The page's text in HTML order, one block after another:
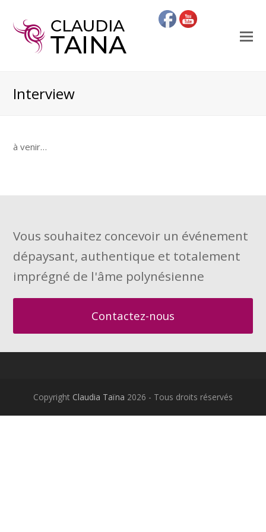
Interview
à venir…
Vous souhaitez concevoir un événement
dépaysant, authentique et totalement
imprégné de l'âme polynésienne
Contactez-nous
Copyright Claudia Taïna 2026 - Tous droits réservés